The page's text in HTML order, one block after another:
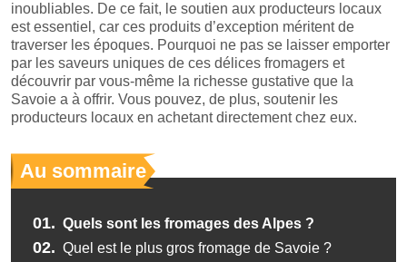
inoubliables. De ce fait, le soutien aux producteurs locaux
est essentiel, car ces produits d’exception méritent de
traverser les époques. Pourquoi ne pas se laisser emporter
par les saveurs uniques de ces délices fromagers et
découvrir par vous-même la richesse gustative que la
Savoie a à offrir. Vous pouvez, de plus, soutenir les
producteurs locaux en achetant directement chez eux.
Au sommaire
01. Quels sont les fromages des Alpes ?
02. Quel est le plus gros fromage de Savoie ?